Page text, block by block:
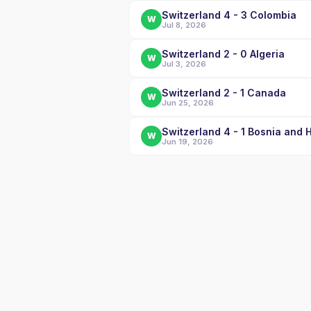
W Switzerland 4 - 3 Colombia
Jul 8, 2026
W Switzerland 2 - 0 Algeria
Jul 3, 2026
W Switzerland 2 - 1 Canada
Jun 25, 2026
W Switzerland 4 - 1 Bosnia and
Jun 19, 2026